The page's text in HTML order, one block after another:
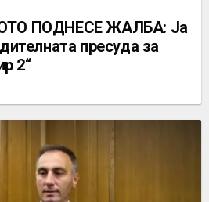
ПОДНЕСЕ ЖАЛБА: Ја
пресуда за
2“